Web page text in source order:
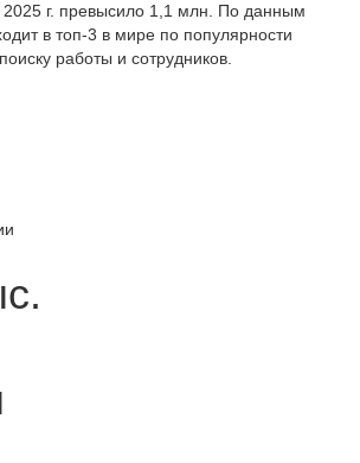
2025 г. превысило 1,1 млн. По данным
в топ-3 в мире по популярности
работы и сотрудников.